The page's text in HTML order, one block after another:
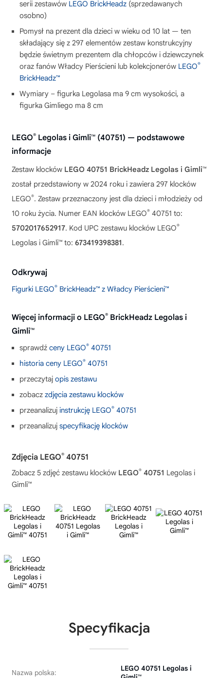
serii zestawów LEGO BrickHeadz (sprzedawanych
osobno)
Pomysł na prezent dla dzieci w wieku od 10 lat — ten
składający się z 297 elementów zestaw konstrukcyjny
będzie świetnym prezentem dla chłopców i dziewczynek
oraz fanów Władcy Pierścieni lub kolekcjonerów LEGO®
BrickHeadz™
Wymiary – figurka Legolasa ma 9 cm wysokości, a
figurka Gimliego ma 8 cm
LEGO® Legolas i Gimli™ (40751) — podstawowe
informacje
Zestaw klocków LEGO 40751 BrickHeadz Legolas i Gimli™
został przedstawiony w 2024 roku i zawiera 297 klocków
LEGO®. Zestaw przeznaczony jest dla dzieci i młodzieży od
10 roku życia. Numer EAN klocków LEGO® 40751 to:
5702017652917. Kod UPC zestawu klocków LEGO®
Legolas i Gimli™ to: 673419398381.
Odkrywaj
Figurki LEGO® BrickHeadz™ z Władcy Pierścieni™
Więcej informacji o LEGO® BrickHeadz Legolas i
Gimli™
sprawdź ceny LEGO® 40751
historia ceny LEGO® 40751
przeczytaj opis zestawu
zobacz zdjęcia zestawu klocków
przeanalizuj instrukcję LEGO® 40751
przeanalizuj specyfikację klocków
Zdjęcia LEGO® 40751
Zobacz 5 zdjęć zestawu klocków LEGO® 40751 Legolas i
Gimli™
Specyfikacja
Nazwa polska:
LEGO 40751 Legolas i